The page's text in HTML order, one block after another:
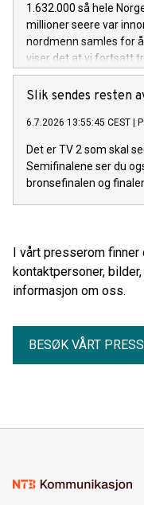
1.632.000 så hele
millioner seere var
nordmenn samles for
viser det at vi fortsatt
TV 2-sjef Olav T.
Slik sendes resten
6.7.2026 13:55:45 CEST
Det er TV 2 som skal
Semifinalene ser du
bronsefinalen og
I vårt presserom
kontaktpersoner,
informasjon om oss.
BESØK VÅRT